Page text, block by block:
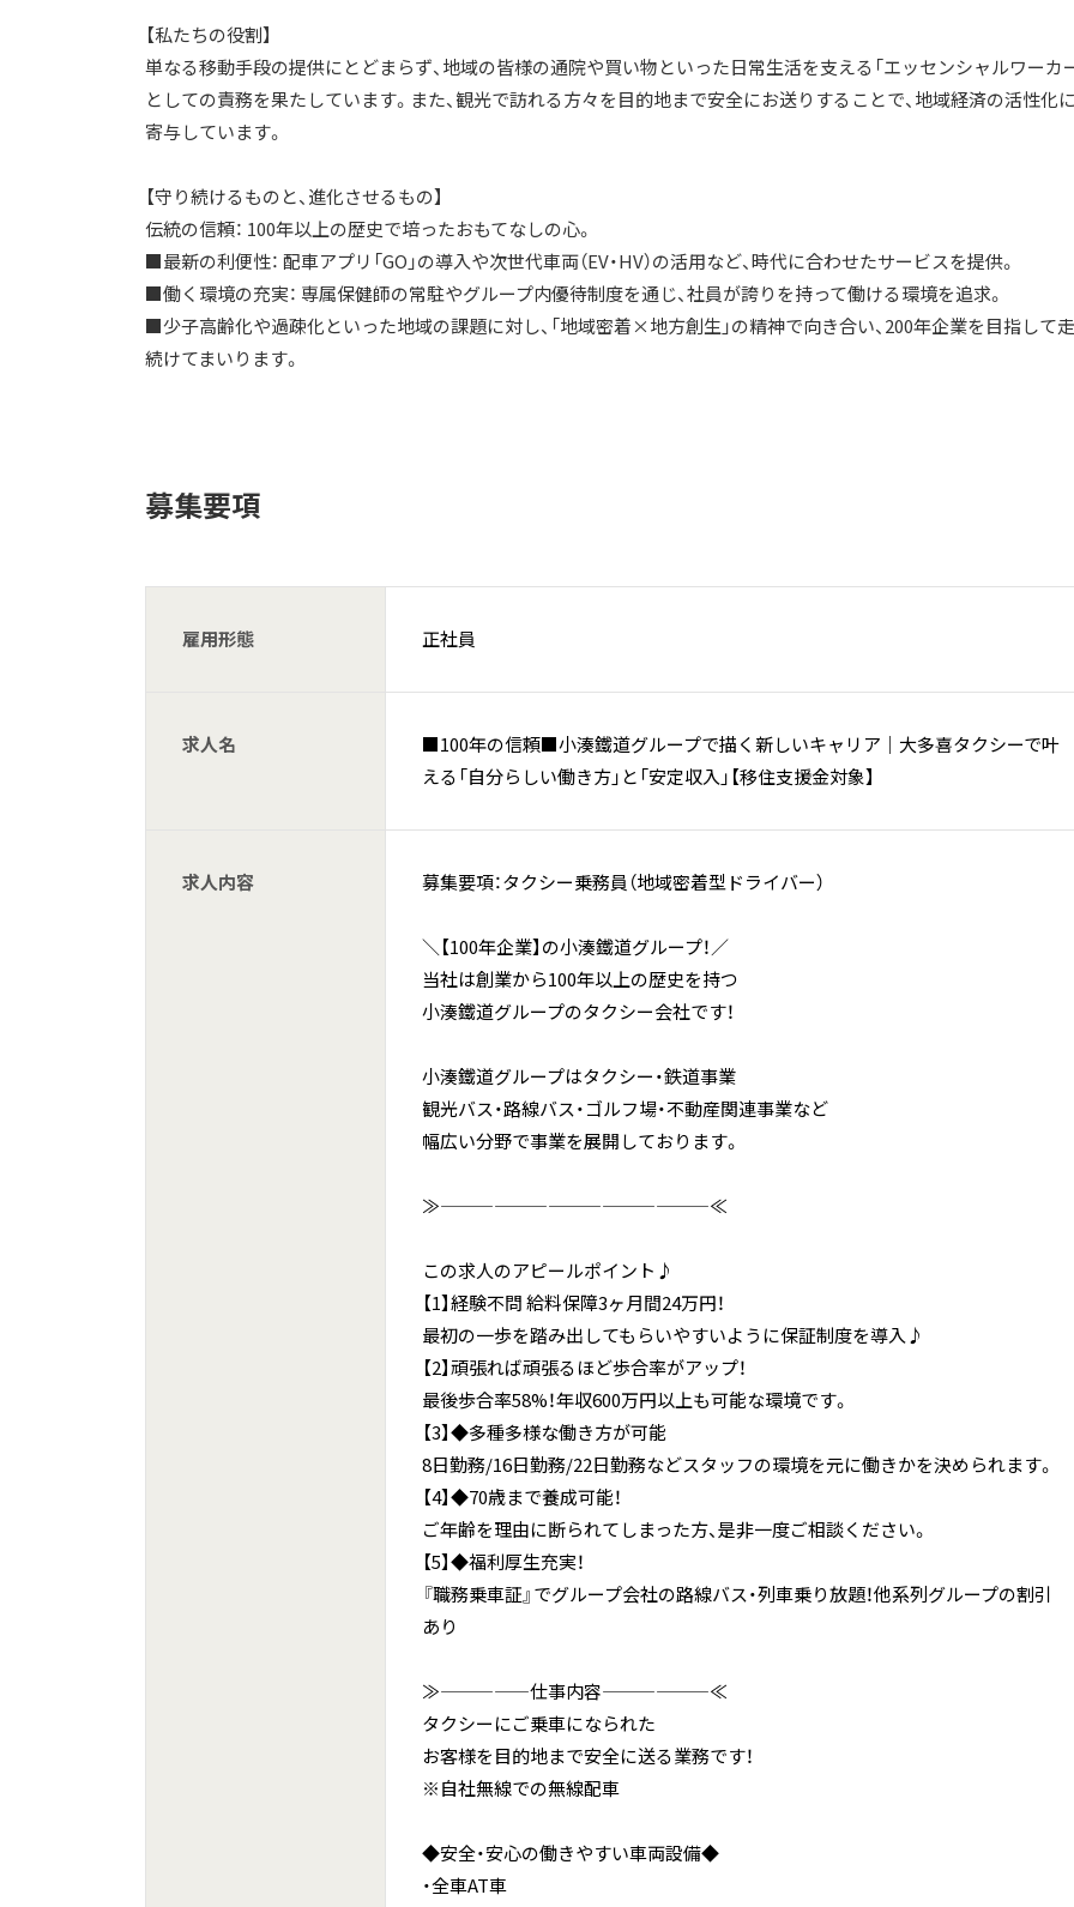
【私たちの役割】
単なる移動手段の提供にとどまらず、地域の皆様の通院や買い物といった日常生活を支える「エッセンシャルワーカ
としての責務を果たしています。また、観光で訪れる方々を目的地まで安全にお送りすることで、地域経済の活性化
寄与しています。
【守り続けるものと、進化させるもの】
伝統の信頼： 100年以上の歴史で培ったおもてなしの心。
■最新の利便性： 配車アプリ「GO」の導入や次世代車両（EV・HV）の活用など、時代に合わせたサービスを提供。
■働く環境の充実： 専属保健師の常駐やグループ内優待制度を通じ、社員が誇りを持って働ける環境を追求。
■少子高齢化や過疎化といった地域の課題に対し、「地域密着×地方創生」の精神で向き合い、200年企業を目指して
続けてまいります。
募集要項
雇用形態 正社員
求人名
■100年の信頼■小湊鐵道グループで描く新しいキャリア｜大多喜タクシーで叶
える「自分らしい働き方」と「安定収入」【移住支援金対象】
求人内容 募集要項：タクシー乗務員（地域密着型ドライバー）
＼【100年企業】の小湊鐵道グループ！／
当社は創業から100年以上の歴史を持つ
小湊鐵道グループのタクシー会社です！
小湊鐵道グループはタクシー・鉄道事業
観光バス・路線バス・ゴルフ場・不動産関連事業など
幅広い分野で事業を展開しております。
≫———————————————≪
この求人のアピールポイント♪
【1】経験不問 給料保障3ヶ月間24万円！
最初の一歩を踏み出してもらいやすいように保証制度を導入♪
【2】頑張れば頑張るほど歩合率がアップ！
最後歩合率58%！年収600万円以上も可能な環境です。
【3】◆多種多様な働き方が可能
8日勤務/16日勤務/22日勤務などスタッフの環境を元に働きかを決められます。
【4】◆70歳まで養成可能！
ご年齢を理由に断られてしまった方、是非一度ご相談ください。
【5】◆福利厚生充実！
『職務乗車証』でグループ会社の路線バス・列車乗り放題！他系列グループの割引
あり
≫—————仕事内容——————≪
タクシーにご乗車になられた
お客様を目的地まで安全に送る業務です！
※自社無線での無線配車
◆安全・安心の働きやすい車両設備◆
・全車AT車